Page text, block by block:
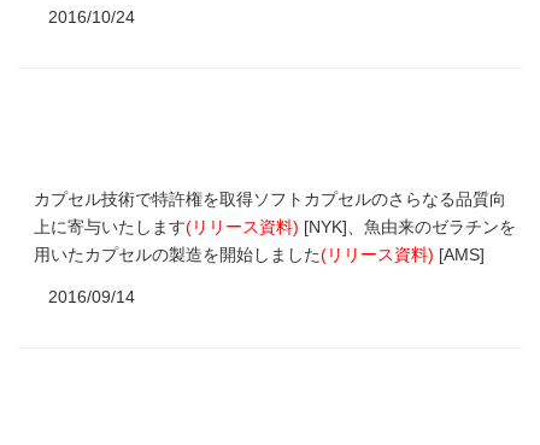
2016/10/24
カプセル技術で特許権を取得ソフトカプセルのさらなる品質向
上に寄与いたします(リリース資料) [NYK]、魚由来のゼラチンを
用いたカプセルの製造を開始しました(リリース資料) [AMS]
2016/09/14